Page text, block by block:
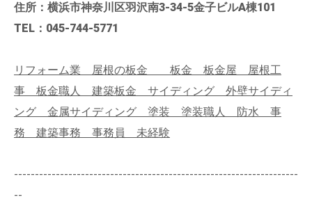
住所：横浜市神奈川区羽沢南3-34-5金子ビルA棟101
TEL：045-744-5771
リフォーム業 屋根の板金 板金 板金屋 屋根工
事 板金職人 建築板金 サイディング 外壁サイディ
ング 金属サイディング 塗装 塗装職人 防水 事
務 建築事務 事務員 未経験
--------------------------------------------------------------------
--